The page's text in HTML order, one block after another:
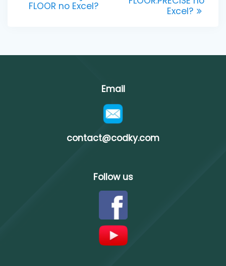
FLOOR no Excel?
Excel?
Email
contact@codky.com
Follow us